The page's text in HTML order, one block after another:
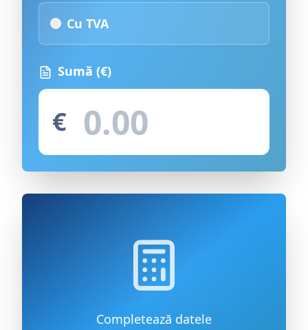
Cu TVA
Sumă (€)
€
Completează datele